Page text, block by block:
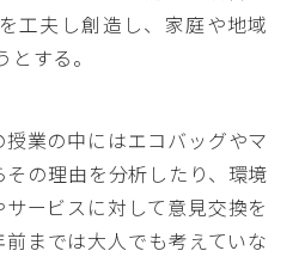
工夫し創造し、家庭や地域
する。
業の中にはエコバッグやマ
の理由を分析したり、環境
ービスに対して意見交換を
までは大人でも考えていな